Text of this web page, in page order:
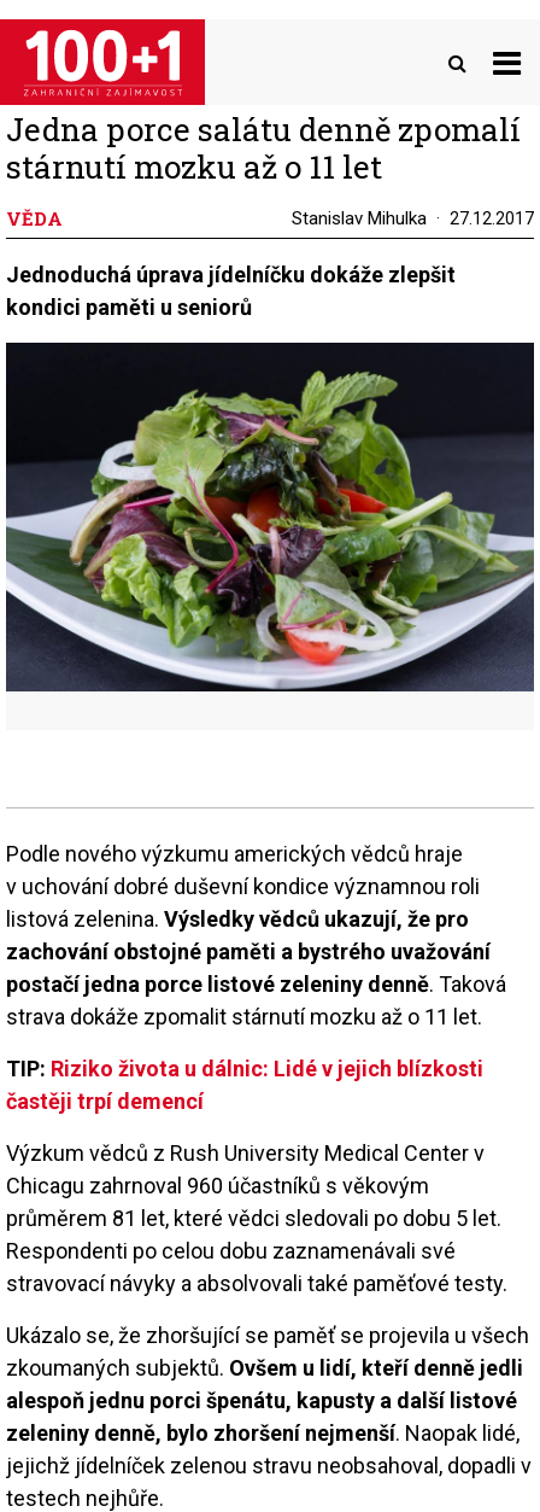
Přejít
hlavnímu
obsahu
Jedna porce salátu denně zpomalí
stárnutí mozku až o 11 let
VĚDA Stanislav Mihulka 27.12.2017
Jednoduchá úprava jídelníčku dokáže zlepšit
kondici paměti u seniorů
Podle nového výzkumu amerických vědců hraje
v uchování dobré duševní kondice významnou roli
listová zelenina. Výsledky vědců ukazují, že pro
zachování obstojné paměti a bystrého uvažování
postačí jedna porce listové zeleniny denně. Taková
strava dokáže zpomalit stárnutí mozku až o 11 let.
TIP: Riziko života u dálnic: Lidé v jejich blízkosti
častěji trpí demencí
Výzkum vědců z Rush University Medical Center v
Chicagu zahrnoval 960 účastníků s věkovým
průměrem 81 let, které vědci sledovali po dobu 5 let.
Respondenti po celou dobu zaznamenávali své
stravovací návyky a absolvovali také paměťové testy.
Ukázalo se, že zhoršující se paměť se projevila u všech
zkoumaných subjektů. Ovšem u lidí, kteří denně jedli
alespoň jednu porci špenátu, kapusty a další listové
zeleniny denně, bylo zhoršení nejmenší. Naopak lidé,
jejichž jídelníček zelenou stravu neobsahoval, dopadli v
testech nejhůře.